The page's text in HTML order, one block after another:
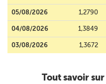
05/08/2026 1,2790
04/08/2026 1,3849
03/08/2026 1,3672
Tout savoir